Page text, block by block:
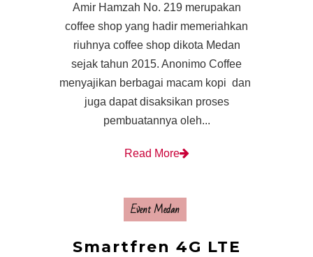
Amir Hamzah No. 219 merupakan
coffee shop yang hadir memeriahkan
riuhnya coffee shop dikota Medan
sejak tahun 2015. Anonimo Coffee
menyajikan berbagai macam kopi dan
juga dapat disaksikan proses
pembuatannya oleh...
Read More
Event Medan
Smartfren 4G LTE